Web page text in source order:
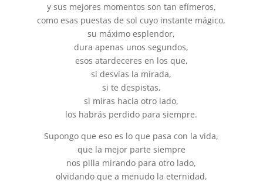
y sus mejores momentos son tan efímeros,
como esas puestas de sol cuyo instante mágico,
su máximo esplendor,
dura apenas unos segundos,
esos atardeceres en los que,
si desvías la mirada,
si te despistas,
si miras hacia otro lado,
los habrás perdido para siempre.
Supongo que eso es lo que pasa con la vida,
que la mejor parte siempre
nos pilla mirando para otro lado,
olvidando que a menudo la eternidad,